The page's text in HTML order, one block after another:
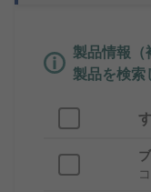
製品情報（
製品を検索